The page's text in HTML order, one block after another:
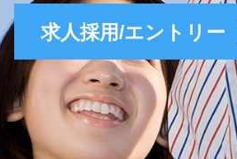
求人採用/エントリー